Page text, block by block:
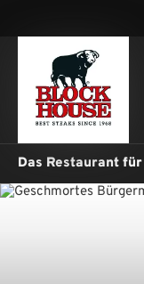
Das Restaurant